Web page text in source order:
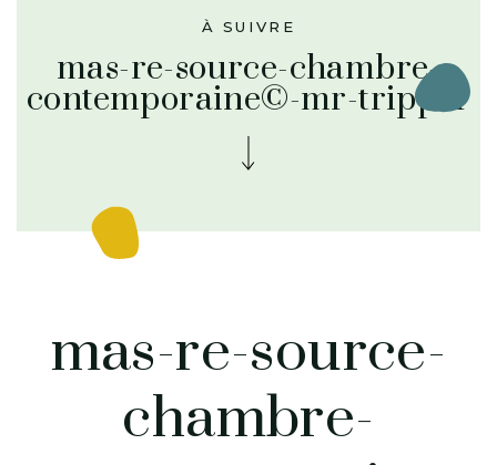
À SUIVRE
mas-re-source-chambre-
contemporaine©-mr-tripper
mas-re-source-
chambre-